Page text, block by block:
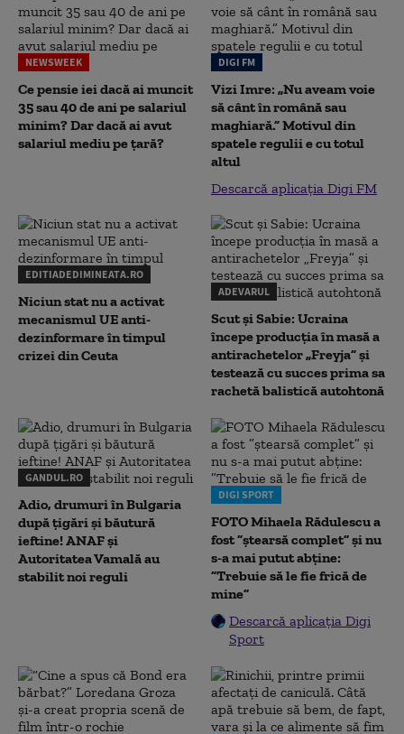
NEWSWEEK
Ce pensie iei dacă ai muncit
35 sau 40 de ani pe salariul
minim? Dar dacă ai avut
salariul mediu pe țară?
DIGI FM
Vizi Imre: „Nu aveam voie
să cânt în română sau
maghiară.” Motivul din
spatele regulii e cu totul
altul
Descarcă aplicația Digi FM
EDITIADEDIMINEATA.RO
Niciun stat nu a activat
mecanismul UE anti-
dezinformare în timpul
crizei din Ceuta
ADEVARUL
Scut și Sabie: Ucraina
începe producția în masă a
antirachetelor „Freyja” și
testează cu succes prima sa
rachetă balistică autohtonă
GANDUL.RO
Adio, drumuri în Bulgaria
după țigări și băutură
ieftine! ANAF și
Autoritatea Vamală au
stabilit noi reguli
DIGI SPORT
FOTO Mihaela Rădulescu a
fost ”ștearsă complet” și nu
s-a mai putut abține:
”Trebuie să le fie frică de
mine”
Descarcă aplicația Digi
Sport